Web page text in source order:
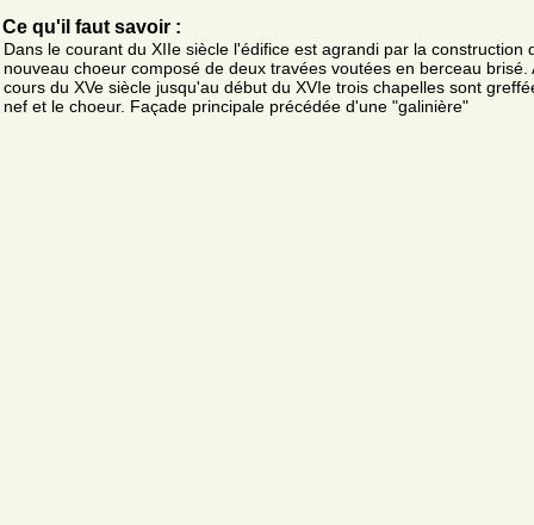
Ce qu'il faut savoir :
Dans le courant du XIIe siècle l'édifice est agrandi par la construction
nouveau choeur composé de deux travées voutées en berceau brisé.
cours du XVe siècle jusqu'au début du XVIe trois chapelles sont
nef et le choeur. Façade principale précédée d'une "galinière"